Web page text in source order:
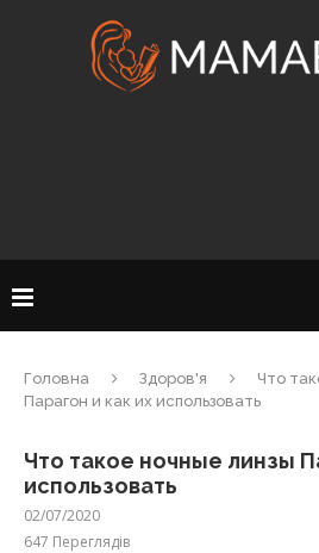
Головна Здоров'я
Что
Парагон и как их использовать
Что такое ночные линзы
использовать
02/07/2020
647 Переглядів